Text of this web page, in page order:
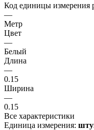
Код единицы
—
Метр
Цвет
—
Белый
Длина
—
0.15
Ширина
—
0.15
Все характеристики
Единица измерения: